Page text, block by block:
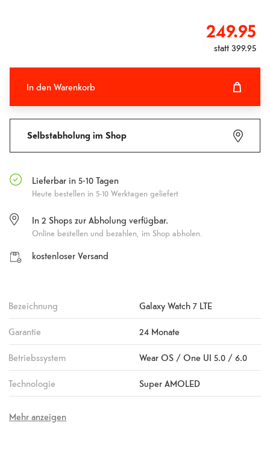
249.95
statt399.95
In den Warenkorb
Selbstabholung im Shop
Lieferbar in 5-10 Tagen
Heute bestellen in 5-10 Werktagen geliefert
In 2Shops zur Abholung verfügbar.
Online bestellen und bezahlen, im Shop abholen.
kostenloser Versand
Bezeichnung Galaxy Watch 7 LTE
Garantie 24 Monate
Betriebssystem Wear OS / One UI 5.0 / 6.0
Technologie Super AMOLED
Mehr anzeigen